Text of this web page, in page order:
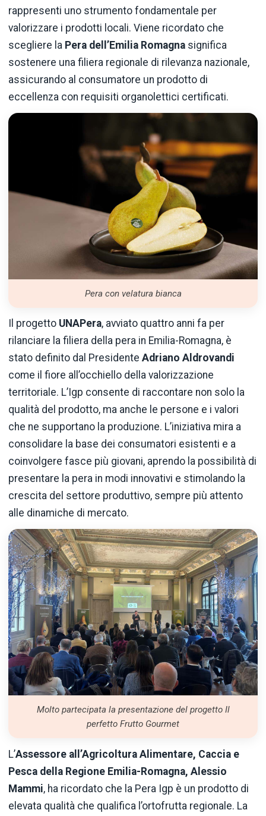
rappresenti uno strumento fondamentale per
valorizzare i prodotti locali. Viene ricordato che
scegliere la Pera dell’Emilia Romagna significa
sostenere una filiera regionale di rilevanza nazionale,
assicurando al consumatore un prodotto di
eccellenza con requisiti organolettici certificati.
Pera con velatura bianca
Il progetto UNAPera, avviato quattro anni fa per
rilanciare la filiera della pera in Emilia-Romagna, è
stato definito dal Presidente Adriano Aldrovandi
come il fiore all’occhiello della valorizzazione
territoriale. L’Igp consente di raccontare non solo la
qualità del prodotto, ma anche le persone e i valori
che ne supportano la produzione. L’iniziativa mira a
consolidare la base dei consumatori esistenti e a
coinvolgere fasce più giovani, aprendo la possibilità di
presentare la pera in modi innovativi e stimolando la
crescita del settore produttivo, sempre più attento
alle dinamiche di mercato.
Molto partecipata la presentazione del progetto Il
perfetto Frutto Gourmet
L’Assessore all’Agricoltura Alimentare, Caccia e
Pesca della Regione Emilia-Romagna, Alessio
Mammi, ha ricordato che la Pera Igp è un prodotto di
elevata qualità che qualifica l’ortofrutta regionale. La